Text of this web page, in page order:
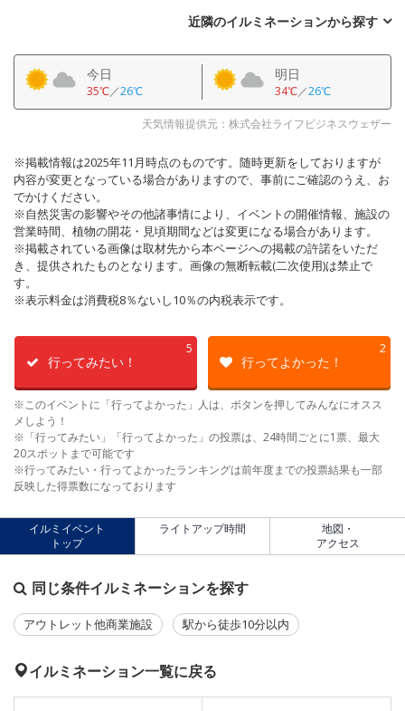
近隣のイルミネーションから探す
今日
35℃／26℃
明日
34℃／26℃
天気情報提供元：株式会社ライフビジネスウェザー
※掲載情報は2025年11月時点のものです。随時更新をしておりますが
内容が変更となっている場合がありますので、事前にご確認のうえ、お
でかけください。
※自然災害の影響やその他諸事情により、イベントの開催情報、施設の
営業時間、植物の開花・見頃期間などは変更になる場合があります。
※掲載されている画像は取材先から本ページへの掲載の許諾をいただ
き、提供されたものとなります。画像の無断転載(二次使用)は禁止で
す。
※表示料金は消費税8％ないし10％の内税表示です。
5
行ってみたい！
2
行ってよかった！
※このイベントに「行ってよかった」人は、ボタンを押してみんなにオスス
メしよう！
※「行ってみたい」「行ってよかった」の投票は、24時間ごとに1票、最大
20スポットまで可能です
※行ってみたい・行ってよかったランキングは前年度までの投票結果も一部
反映した得票数になっております
イルミイベント
トップ
ライトアップ時間
地図・
アクセス
同じ条件イルミネーションを探す
アウトレット他商業施設 駅から徒歩10分以内
イルミネーション一覧に戻る